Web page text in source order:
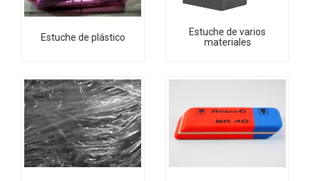
Estuche de plástico
Estuche de varios
materiales